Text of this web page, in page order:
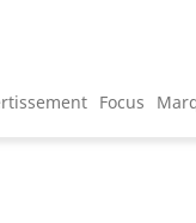
Focus